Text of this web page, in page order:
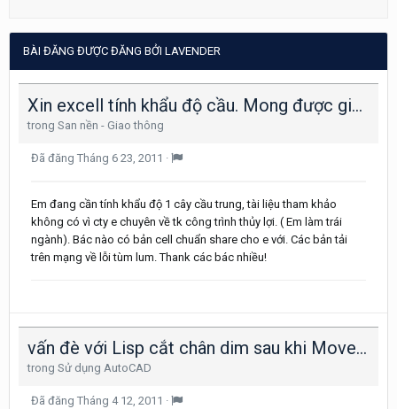
BÀI ĐĂNG ĐƯỢC ĐĂNG BỞI LAVENDER
Xin excell tính khẩu độ cầu. Mong được giúp đỡ.
trong San nền - Giao thông
Đã đăng Tháng 6 23, 2011 ·
Em đang cần tính khẩu độ 1 cây cầu trung, tài liệu tham khảo
không có vì cty e chuyên về tk công trình thủy lợi. ( Em làm trái
ngành). Bác nào có bản cell chuẩn share cho e với. Các bản tải
trên mạng về lỗi tùm lum. Thank các bác nhiều!
vấn đè với Lisp cắt chân dim sau khi Move???
trong Sử dụng AutoCAD
Đã đăng Tháng 4 12, 2011 ·